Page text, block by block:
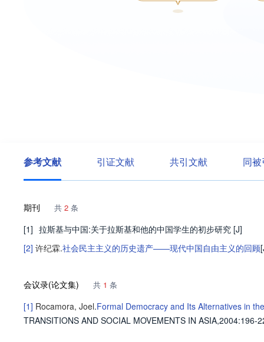
参考文献 引证文献 共引文献 同
期刊 共 2 条
[1] 拉斯基与中国:关于拉斯基和他的中国学生的初步研究 [J]
[2] 许纪霖.社会民主主义的历史遗产——现代中国自由主义的回顾
会议录(论文集) 共 1 条
[1] Rocamora, Joel.Formal Democracy and Its Alternatives in
TRANSITIONS AND SOCIAL MOVEMENTS IN ASIA,2004:196-